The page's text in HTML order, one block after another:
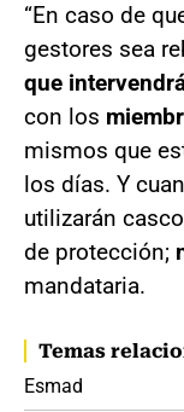
“En caso de
gestores sea
que
con los
mismos que
los días. Y
utilizarán
de protección;
mandataria.
Temas
Esmad